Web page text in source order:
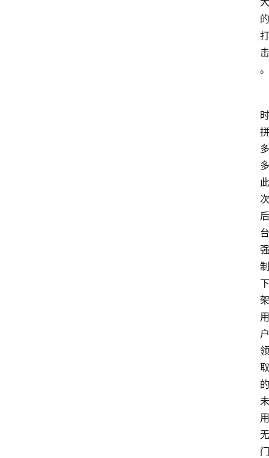
的
打
击
。
时
拼
多
多
此
次
后
台
强
制
下
架
用
户
领
取
的
未
用
无
门